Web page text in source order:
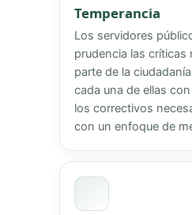
Temperancia
Los servidores
prudencia las críticas
parte de la
cada una de ellas
los correctivos
con un enfoque de